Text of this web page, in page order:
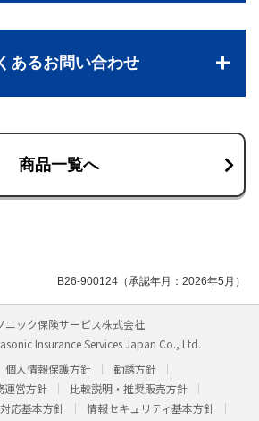
あるお問い合わせ
商品一覧へ
B26-900124（承認年月：2026年5月）
ニック保険サービス株式会社
Insurance Services Japan Co., Ltd.
個人情報保護方針
勧誘方針
運営方針
比較説明・推奨販売方針
応基本方針
情報セキュリティ基本方針